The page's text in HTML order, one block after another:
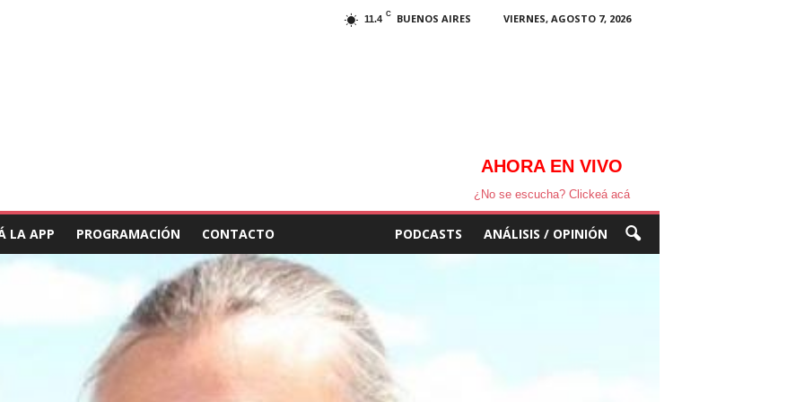
11.4 C BUENOS AIRES
VIERNES, AGOSTO 7, 2026
AHORA EN VIVO
¿No se escucha? Clickeá acá
LA APP PROGRAMACIÓN CONTACTO PODCASTS ANÁLISIS / OPINIÓN